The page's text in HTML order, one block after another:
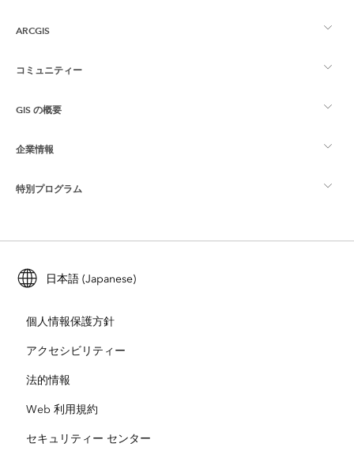
ARCGIS
ArcGIS の概要
マッピング
Esri ストア
コミュニティー
Esri Community
ArcGIS ブログ
Esri Young Professionals Network
GIS の概要
GIS とは
ロケーション インテリジェンス
トレーニング
ArcUser
ArcNews
ArcWatch
企業情報
Esri について
採用情報
オープンビジョン
企業行動規範
特別プログラム
ArcGIS for Student Use
自然保護
教育機関
日本語 (Japanese)
個人情報保護方針
アクセシビリティー
法的情報
Web 利用規約
セキュリティー センター